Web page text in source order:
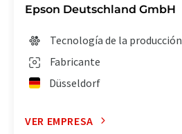
Epson Deutschland GmbH
Tecnología de la producción
Fabricante
Düsseldorf
VER EMPRESA